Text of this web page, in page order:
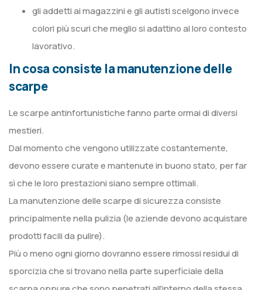
gli addetti ai magazzini e gli autisti scelgono invece
colori più scuri che meglio si adattino al loro contesto
lavorativo.
In cosa consiste la manutenzione delle
scarpe
Le scarpe antinfortunistiche fanno parte ormai di diversi
mestieri.
Dal momento che vengono utilizzate costantemente,
devono essere curate e mantenute in buono stato, per far
sì che le loro prestazioni siano sempre ottimali.
La manutenzione delle scarpe di sicurezza consiste
principalmente nella pulizia (le aziende devono acquistare
prodotti facili da pulire).
Più o meno ogni giorno dovranno essere rimossi residui di
sporcizia che si trovano nella parte superficiale della